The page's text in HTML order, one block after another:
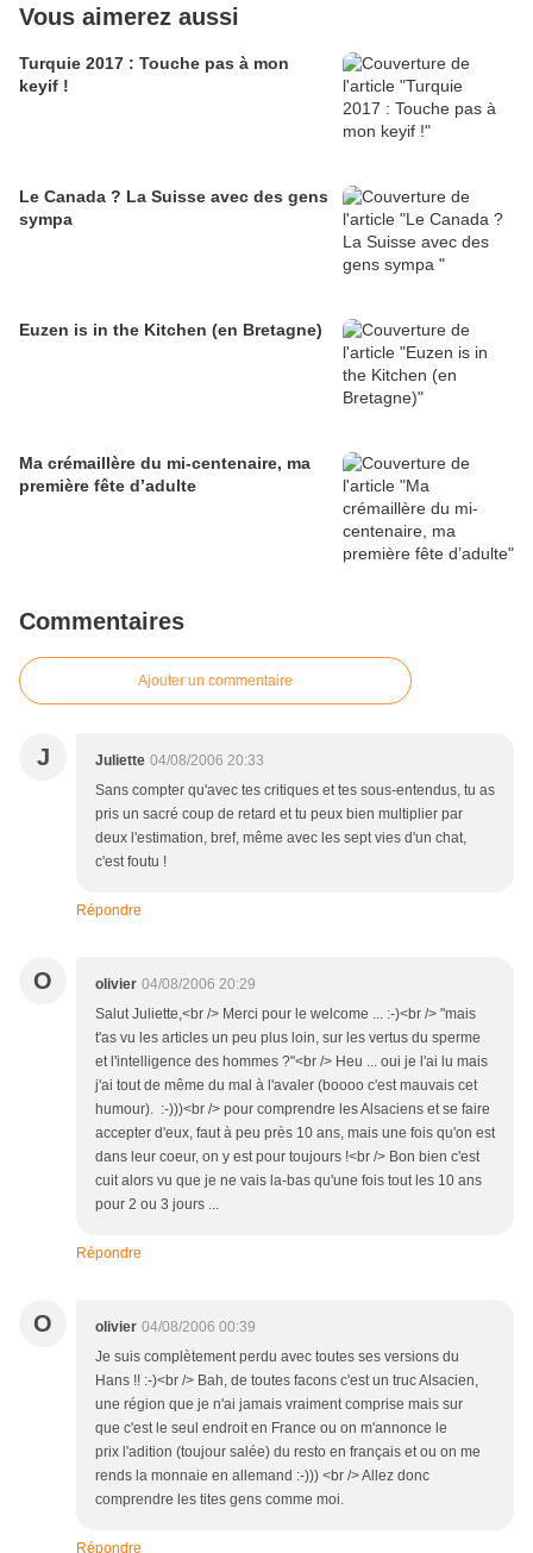
Vous aimerez aussi
Turquie 2017 : Touche pas à mon
keyif !
Le Canada ? La Suisse avec des gens
sympa
Euzen is in the Kitchen (en Bretagne)
Ma crémaillère du mi-centenaire, ma
première fête d’adulte
Commentaires
Ajouter un commentaire
J Juliette 04/08/2006 20:33
Sans compter qu'avec tes critiques et tes sous-entendus, tu as
pris un sacré coup de retard et tu peux bien multiplier par
deux l'estimation, bref, même avec les sept vies d'un chat,
c'est foutu !
Répondre
O olivier 04/08/2006 20:29
Salut Juliette,<br /> Merci pour le welcome ... :-)<br /> "mais
t'as vu les articles un peu plus loin, sur les vertus du sperme
et l'intelligence des hommes ?"<br /> Heu ... oui je l'ai lu mais
j'ai tout de même du mal à l'avaler (boooo c'est mauvais cet
humour). :-)))<br /> pour comprendre les Alsaciens et se faire
accepter d'eux, faut à peu près 10 ans, mais une fois qu'on est
dans leur coeur, on y est pour toujours !<br /> Bon bien c'est
cuit alors vu que je ne vais la-bas qu'une fois tout les 10 ans
pour 2 ou 3 jours ...
Répondre
O olivier 04/08/2006 00:39
Je suis complètement perdu avec toutes ses versions du
Hans !! :-)<br /> Bah, de toutes facons c'est un truc Alsacien,
une région que je n'ai jamais vraiment comprise mais sur
que c'est le seul endroit en France ou on m'annonce le
prix l'adition (toujour salée) du resto en français et ou on me
rends la monnaie en allemand :-))) <br /> Allez donc
comprendre les tites gens comme moi.
Répondre